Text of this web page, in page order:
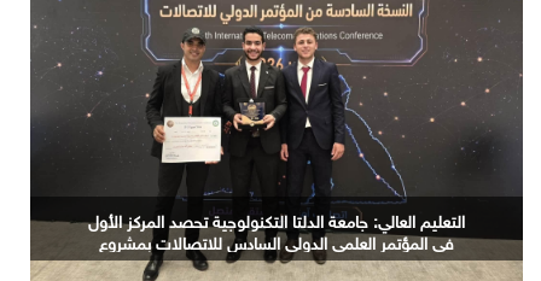
حجم سوق الذكاء الاصطناعي العالمي سيرتفع من 189 مليار
دولار في 2023 إلى 4.8 تريليونات دولار بحلول 2033